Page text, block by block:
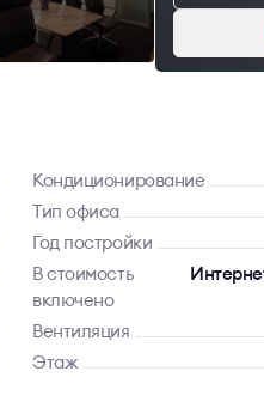
Кондиционирование
Тип офиса
Год постройки
В стоимость
включено
Вентиляция
Этаж